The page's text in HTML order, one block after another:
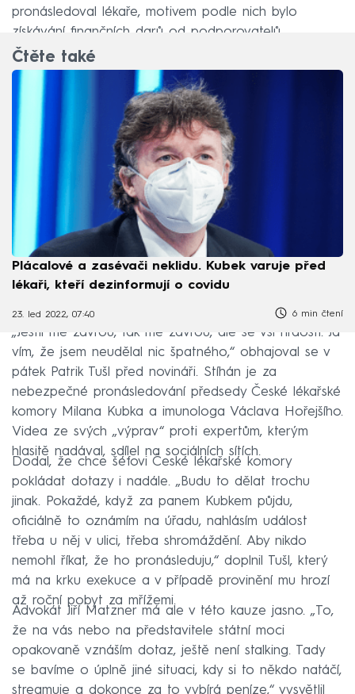
pronásledoval lékaře, motivem podle nich bylo
získávání finančních darů od podporovatelů.
Čtěte také
Plácalové a zasévači neklidu. Kubek varuje před
lékaři, kteří dezinformují o covidu
23. led 2022, 07:40 6 min čtení
„Jestli mě zavřou, tak mě zavřou, ale se vší hrdostí. Já
vím, že jsem neudělal nic špatného,“ obhajoval se v
pátek Patrik Tušl před novináři. Stíhán je za
nebezpečné pronásledování předsedy České lékařské
komory Milana Kubka a imunologa Václava Hořejšího.
Videa ze svých „výprav“ proti expertům, kterým
hlasitě nadával, sdílel na sociálních sítích.
Dodal, že chce šéfovi České lékařské komory
pokládat dotazy i nadále. „Budu to dělat trochu
jinak. Pokaždé, když za panem Kubkem půjdu,
oficiálně to oznámím na úřadu, nahlásím událost
třeba u něj v ulici, třeba shromáždění. Aby nikdo
nemohl říkat, že ho pronásleduju,“ doplnil Tušl, který
má na krku exekuce a v případě provinění mu hrozí
až roční pobyt za mřížemi.
Advokát Jiří Matzner má ale v této kauze jasno. „To,
že na vás nebo na představitele státní moci
opakovaně vznáším dotaz, ještě není stalking. Tady
se bavíme o úplně jiné situaci, kdy si to někdo natáčí,
streamuje a dokonce za to vybírá peníze,“ vysvětlil